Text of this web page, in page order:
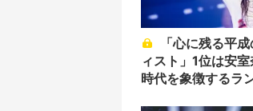
ィスト」1位は安
時代を象徴するラ